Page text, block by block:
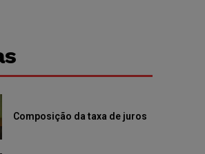
Composição da taxa de juros